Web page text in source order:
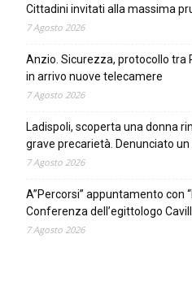
Cittadini invitati alla massima
7 Agosto 2026
Anzio. Sicurezza, protocollo tra
in arrivo nuove telecamere
7 Agosto 2026
Ladispoli, scoperta una donna
grave precarietà. Denunciato un
7 Agosto 2026
A”Percorsi” appuntamento con
Conferenza dell’egittologo
7 Agosto 2026